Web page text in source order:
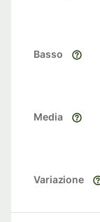
Basso
Media
Variazione